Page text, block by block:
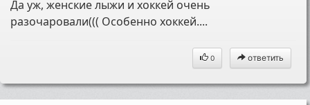
Да уж, женские лыжи и хоккей очень
разочаровали((( Особенно хоккей....
0 ответить